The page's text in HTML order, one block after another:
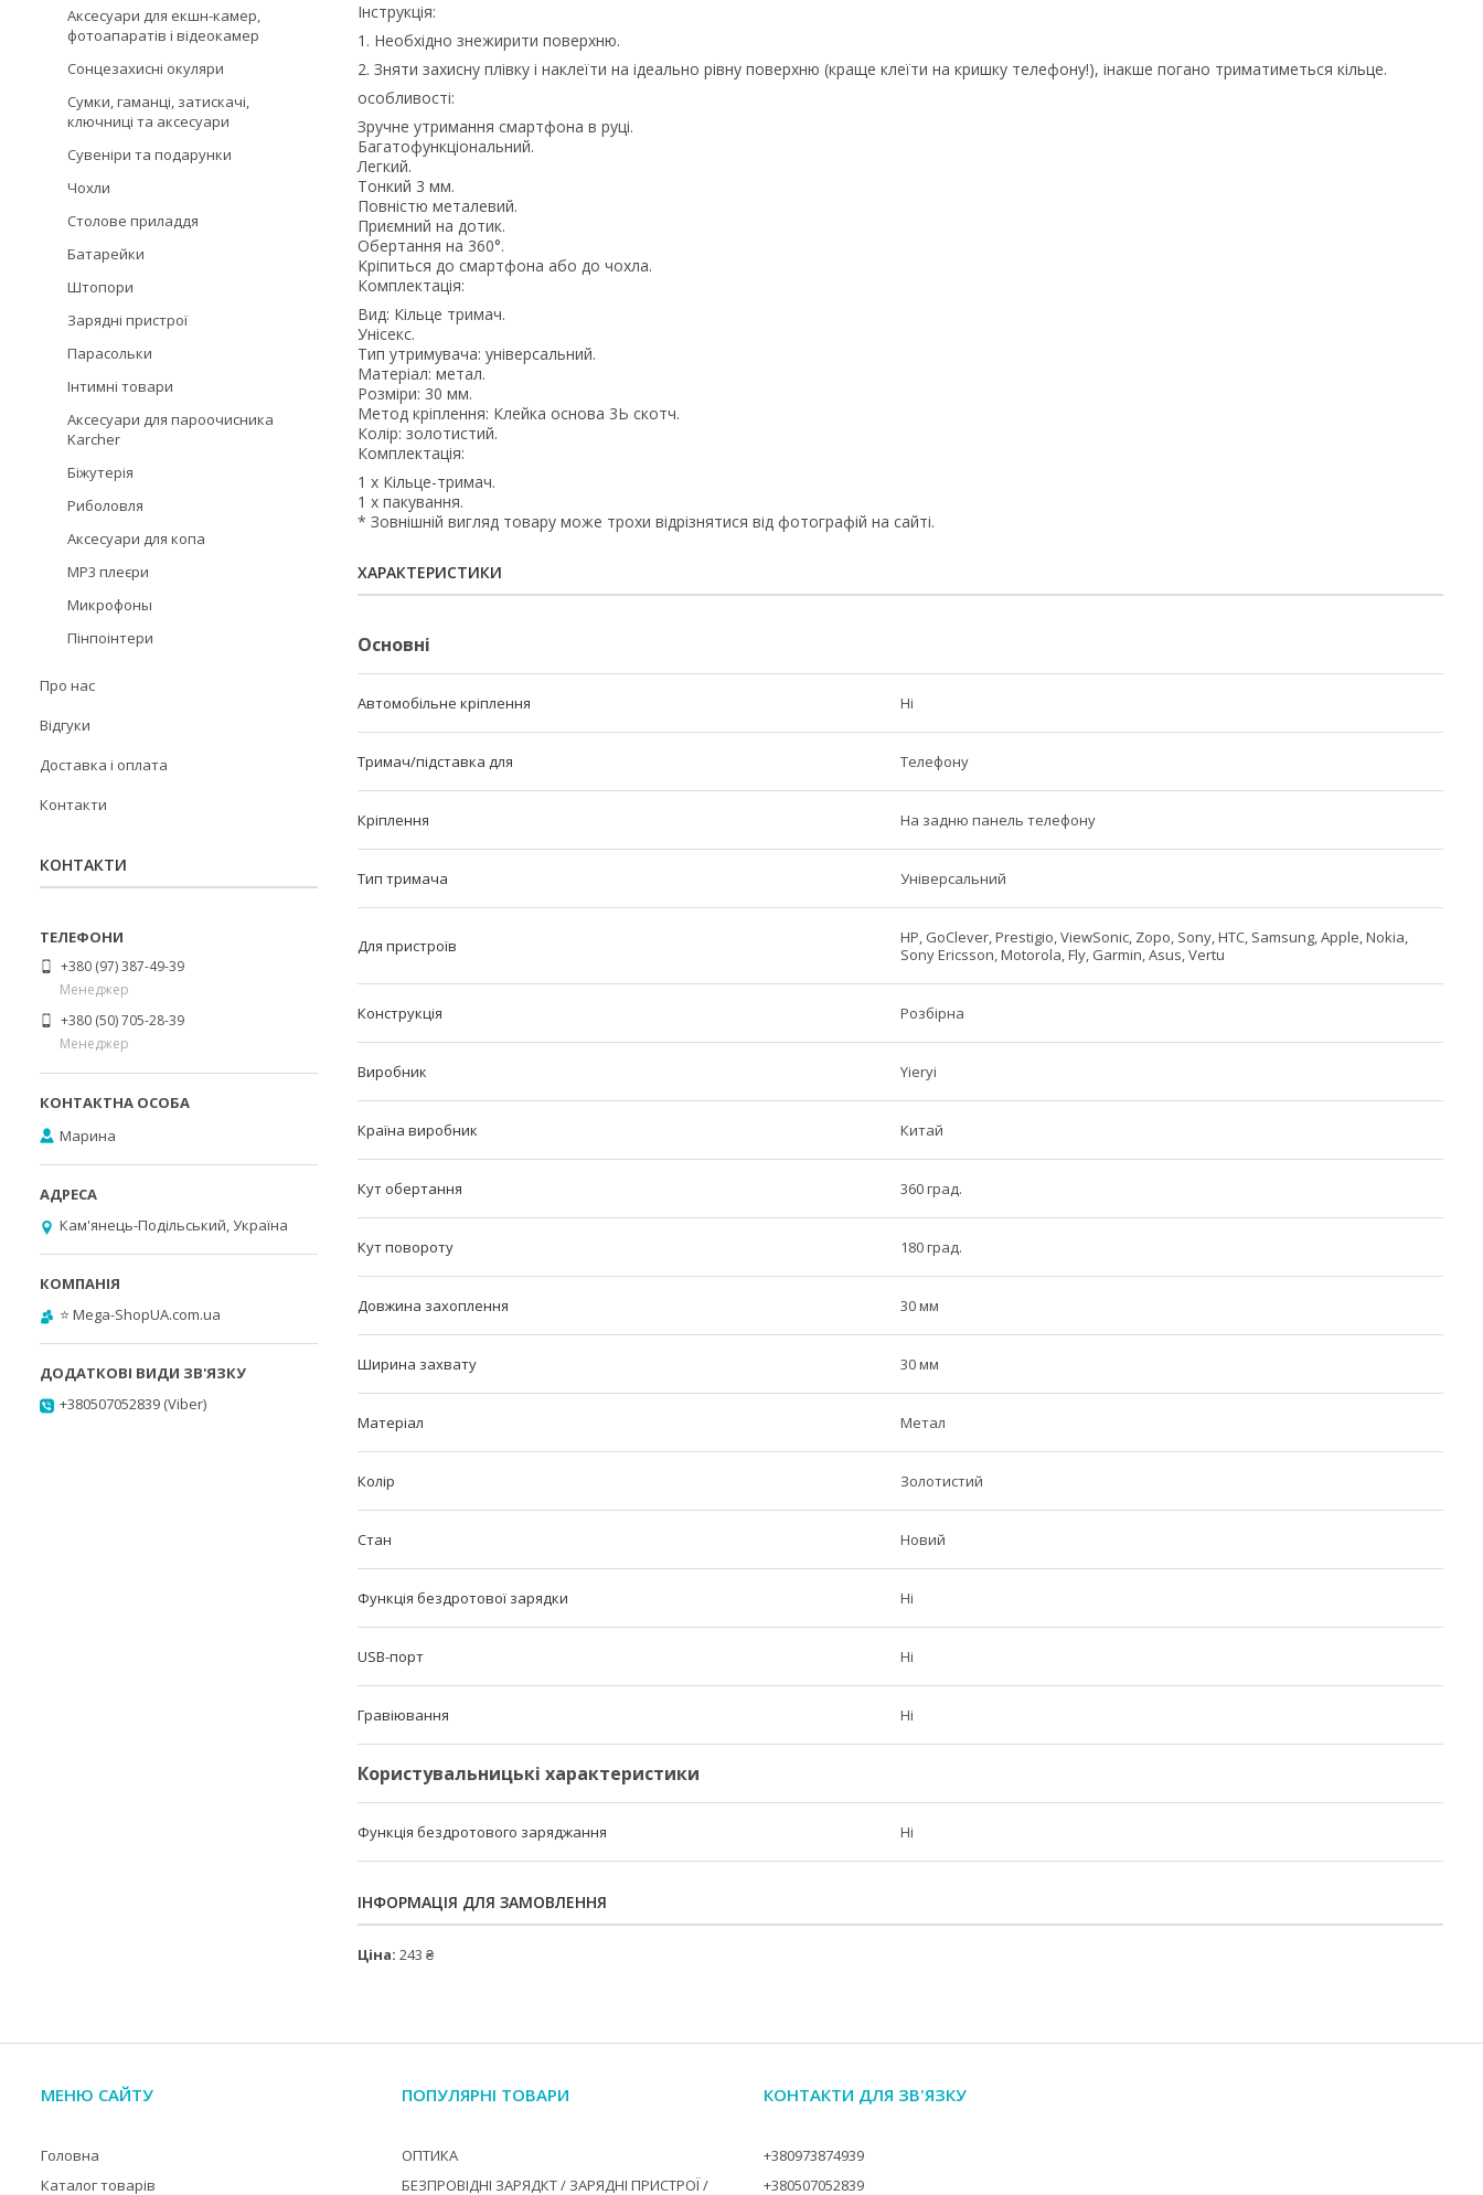
Інструкція:
1. Необхідно знежирити поверхню.
2. Зняти захисну плівку і наклеїти на ідеально рівну поверхню (краще клеїти на кришку телефону!), інакше погано триматиметься кільце.
особливості:
Зручне утримання смартфона в руці.
Багатофункціональний.
Легкий.
Тонкий 3 мм.
Повністю металевий.
Приємний на дотик.
Обертання на 360°.
Кріпиться до смартфона або до чохла.
Комплектація:
Вид: Кільце тримач.
Унісекс.
Тип утримувача: універсальний.
Матеріал: метал.
Розміри: 30 мм.
Метод кріплення: Клейка основа 3Ь скотч.
Колір: золотистий.
Комплектація:
1 х Кільце-тримач.
1 х пакування.
* Зовнішній вигляд товару може трохи відрізнятися від фотографій на сайті.
ХАРАКТЕРИСТИКИ
Основні
Автомобільне кріплення Ні
Тримач/підставка для Телефону
Кріплення На задню панель телефону
Тип тримача Універсальний
Для пристроїв
HP, GoClever, Prestigio, ViewSonic, Zopo, Sony, HTC, Samsung, Apple, Nokia,
Sony Ericsson, Motorola, Fly, Garmin, Asus, Vertu
Конструкція Розбірна
Виробник Yieryi
Країна виробник Китай
Кут обертання 360 град.
Кут повороту 180 град.
Довжина захоплення 30 мм
Ширина захвату 30 мм
Матеріал Метал
Колір Золотистий
Стан Новий
Функція бездротової зарядки Ні
USB-порт Ні
Гравіювання Ні
Користувальницькі характеристики
Функція бездротового заряджання Ні
ІНФОРМАЦІЯ ДЛЯ ЗАМОВЛЕННЯ
Ціна: 243 ₴
Аксесуари для екшн-камер,
фотоапаратів і відеокамер
Сонцезахисні окуляри
Сумки, гаманці, затискачі,
ключниці та аксесуари
Сувеніри та подарунки
Чохли
Столове приладдя
Батарейки
Штопори
Зарядні пристрої
Парасольки
Інтимні товари
Аксесуари для пароочисника
Karcher
Біжутерія
Риболовля
Аксесуари для копа
MP3 плеєри
Микрофоны
Пінпоінтери
Про нас
Відгуки
Доставка і оплата
Контакти
КОНТАКТИ
+380 (97) 387-49-39
Менеджер
+380 (50) 705-28-39
Менеджер
Марина
Кам'янець-Подільський, Україна
⭐️ Mega-ShopUA.com.ua
+380507052839 (Viber)
МЕНЮ САЙТУ
Головна
Каталог товарів
ПОПУЛЯРНІ ТОВАРИ
ОПТИКА
БЕЗПРОВІДНІ ЗАРЯДКТ / ЗАРЯДНІ ПРИСТРОЇ /
КОНТАКТИ ДЛЯ ЗВ'ЯЗКУ
+380973874939
+380507052839